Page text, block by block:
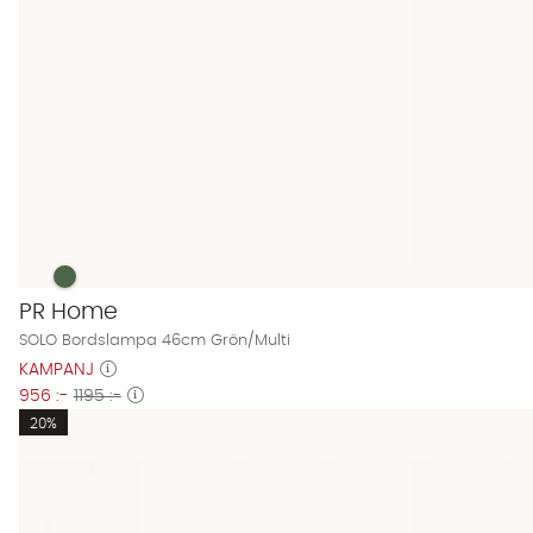
SOLO Bordslampa 46cm Grön/Multi Finns även i dessa
SOLO Bordslampa 46cm Grön/Multi
PR Home
SOLO Bordslampa 46cm Grön/Multi
KAMPANJ
956 :- 1195 :-
20%